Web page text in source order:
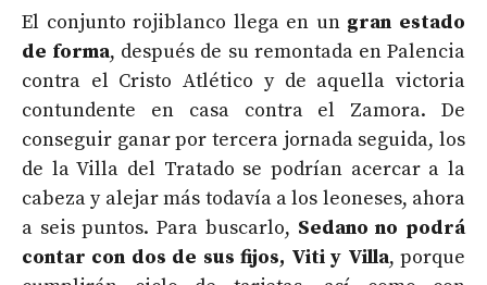
El conjunto rojiblanco llega en un gran estado
de forma, después de su remontada en Palencia
contra el Cristo Atlético y de aquella victoria
contundente en casa contra el Zamora. De
conseguir ganar por tercera jornada seguida, los
de la Villa del Tratado se podrían acercar a la
cabeza y alejar más todavía a los leoneses, ahora
a seis puntos. Para buscarlo, Sedano no podrá
contar con dos de sus fijos, Viti y Villa, porque